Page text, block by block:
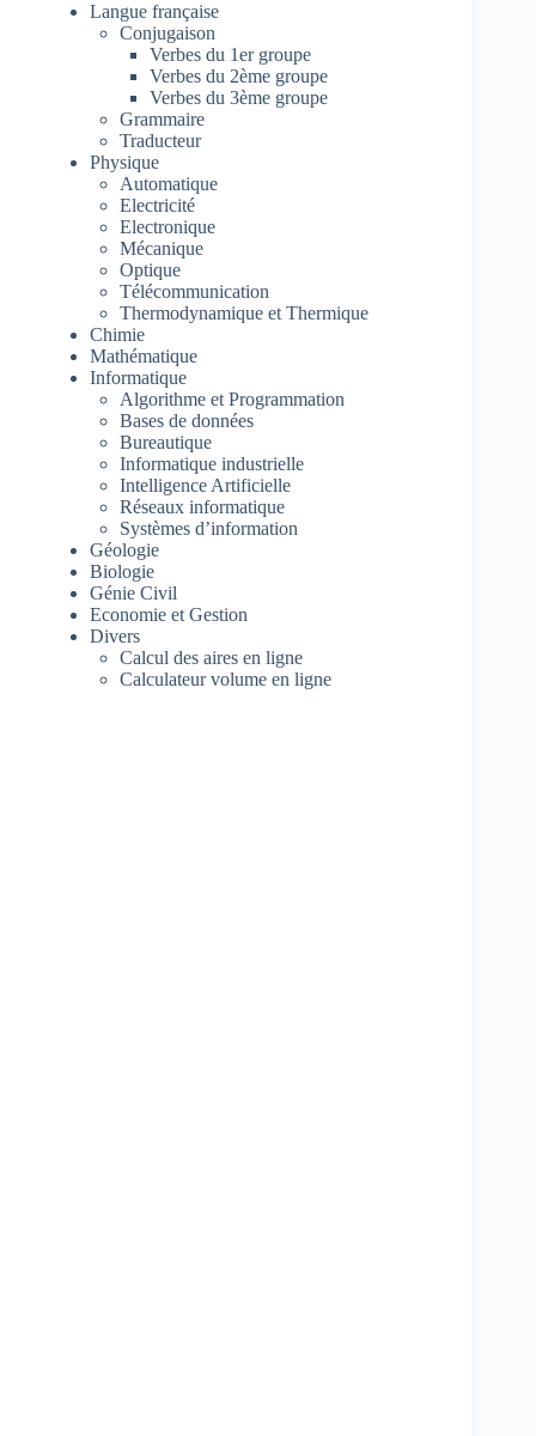
Langue française
Conjugaison
Verbes du 1er groupe
Verbes du 2ème groupe
Verbes du 3ème groupe
Grammaire
Traducteur
Physique
Automatique
Electricité
Electronique
Mécanique
Optique
Télécommunication
Thermodynamique et Thermique
Chimie
Mathématique
Informatique
Algorithme et Programmation
Bases de données
Bureautique
Informatique industrielle
Intelligence Artificielle
Réseaux informatique
Systèmes d’information
Géologie
Biologie
Génie Civil
Economie et Gestion
Divers
Calcul des aires en ligne
Calculateur volume en ligne